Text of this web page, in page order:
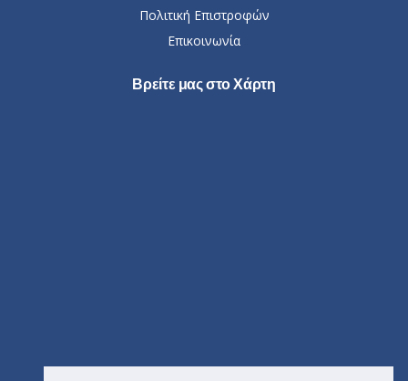
Πολιτική Επιστροφών
Επικοινωνία
Βρείτε μας στο Χάρτη